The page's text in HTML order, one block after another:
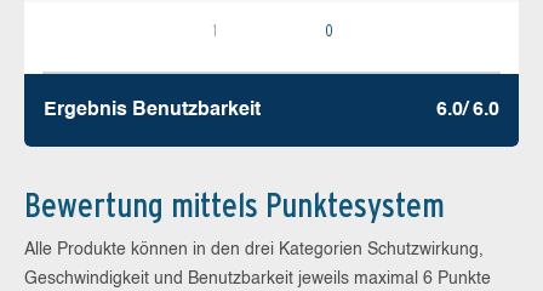
1 0
Ergebnis Benutz­barkeit 6.0/ 6.0
Bewertung mittels Punktesystem
Alle Produkte können in den drei Kategorien Schutzwirkung,
Geschwindigkeit und Benutzbarkeit jeweils maximal 6 Punkte